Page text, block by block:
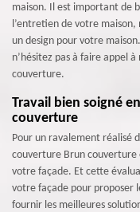
maison. Il est important de
l’entretien de votre
un design pour votre
n’hésitez pas à faire appel
couverture.
Travail bien soigné
couverture
Pour un ravalement réalisé
couverture Brun
votre façade. Et cette
votre façade pour proposer
fournir les meilleures